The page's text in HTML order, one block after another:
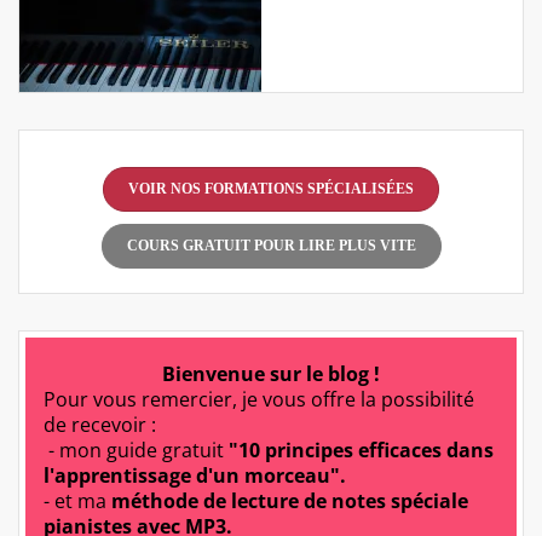
VOIR NOS FORMATIONS SPÉCIALISÉES
COURS GRATUIT POUR LIRE PLUS VITE